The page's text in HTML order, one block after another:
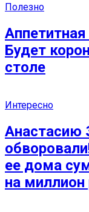
Полезно
Будет
столе
Интересно
Анастасию
ее дома
на миллион